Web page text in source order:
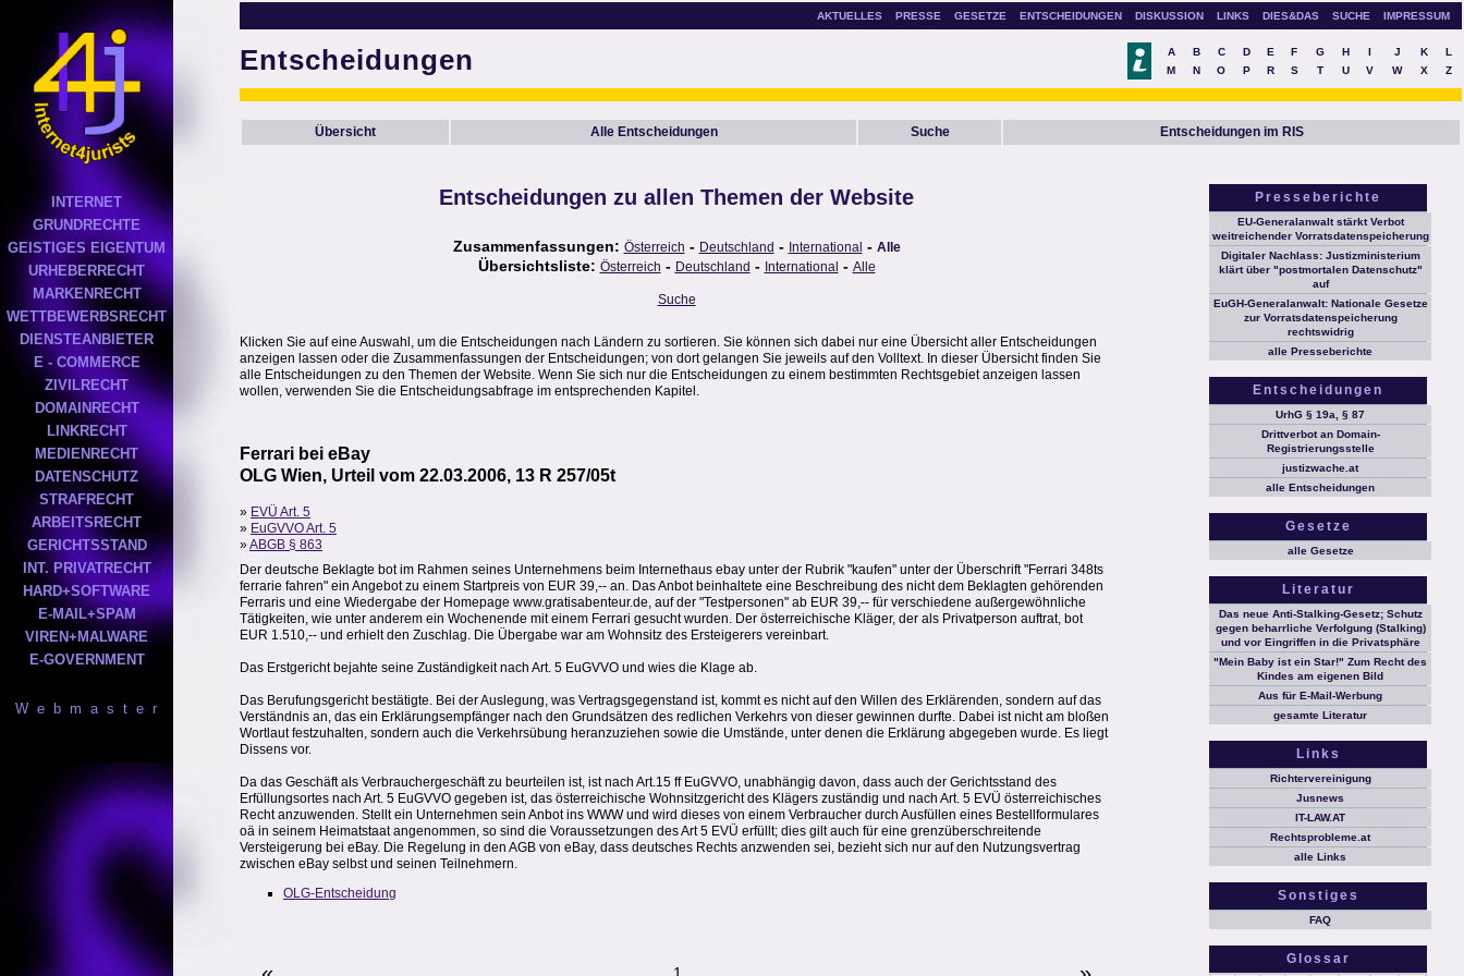
INTERNET
GRUNDRECHTE
GEISTIGES EIGENTUM
URHEBERRECHT
MARKENRECHT
WETTBEWERBSRECHT
DIENSTEANBIETER
E - COMMERCE
ZIVILRECHT
DOMAINRECHT
LINKRECHT
MEDIENRECHT
DATENSCHUTZ
STRAFRECHT
ARBEITSRECHT
GERICHTSSTAND
INT. PRIVATRECHT
HARD+SOFTWARE
E-MAIL+SPAM
VIREN+MALWARE
E-GOVERNMENT
W e b m a s t e r
AKTUELLES PRESSE GESETZE ENTSCHEIDUNGEN DISKUSSION LINKS DIES&DAS SUCHE IMPRESSUM
Entscheidungen A B C D E F G H I J K
L
M
N O P R S T U V W X Z
Übersicht Alle Entscheidungen Suche Entscheidungen im RIS
Entscheidungen zu allen Themen der Website
Zusammenfassungen: Österreich - Deutschland - International - Alle
Übersichtsliste: Österreich - Deutschland - International - Alle
Suche
Klicken Sie auf eine Auswahl, um die Entscheidungen nach Ländern zu sortieren. Sie können sich dabei nur eine Übersicht aller Entscheidungen
anzeigen lassen oder die Zusammenfassungen der Entscheidungen; von dort gelangen Sie jeweils auf den Volltext. In dieser Übersicht finden Sie
alle Entscheidungen zu den Themen der Website. Wenn Sie sich nur die Entscheidungen zu einem bestimmten Rechtsgebiet anzeigen lassen
wollen, verwenden Sie die Entscheidungsabfrage im entsprechenden Kapitel.
Ferrari bei eBay
OLG Wien, Urteil vom 22.03.2006, 13 R 257/05t
» EVÜ Art. 5
» EuGVVO Art. 5
»ABGB § 863
Der deutsche Beklagte bot im Rahmen seines Unternehmens beim Internethaus ebay unter der Rubrik "kaufen" unter der Überschrift "Ferrari 348ts
ferrarie fahren" ein Angebot zu einem Startpreis von EUR 39,-- an. Das Anbot beinhaltete eine Beschreibung des nicht dem Beklagten gehörenden
Ferraris und eine Wiedergabe der Homepage www.gratisabenteur.de, auf der "Testpersonen" ab EUR 39,-- für verschiedene außergewöhnliche
Tätigkeiten, wie unter anderem ein Wochenende mit einem Ferrari gesucht wurden. Der österreichische Kläger, der als Privatperson auftrat, bot
EUR 1.510,-- und erhielt den Zuschlag. Die Übergabe war am Wohnsitz des Ersteigerers vereinbart.
Das Erstgericht bejahte seine Zuständigkeit nach Art. 5 EuGVVO und wies die Klage ab.
Das Berufungsgericht bestätigte. Bei der Auslegung, was Vertragsgegenstand ist, kommt es nicht auf den Willen des Erklärenden, sondern auf das
Verständnis an, das ein Erklärungsempfänger nach den Grundsätzen des redlichen Verkehrs von dieser gewinnen durfte. Dabei ist nicht am bloßen
Wortlaut festzuhalten, sondern auch die Verkehrsübung heranzuziehen sowie die Umstände, unter denen die Erklärung abgegeben wurde. Es liegt
Dissens vor.
Da das Geschäft als Verbrauchergeschäft zu beurteilen ist, ist nach Art.15 ff EuGVVO, unabhängig davon, dass auch der Gerichtsstand des
Erfüllungsortes nach Art. 5 EuGVVO gegeben ist, das österreichische Wohnsitzgericht des Klägers zuständig und nach Art. 5 EVÜ österreichisches
Recht anzuwenden. Stellt ein Unternehmen sein Anbot ins WWW und wird dieses von einem Verbraucher durch Ausfüllen eines Bestellformulares
oä in seinem Heimatstaat angenommen, so sind die Voraussetzungen des Art 5 EVÜ erfüllt; dies gilt auch für eine grenzüberschreitende
Versteigerung bei eBay. Die Regelung in den AGB von eBay, dass deutsches Rechts anzwenden sei, bezieht sich nur auf den Nutzungsvertrag
zwischen eBay selbst und seinen Teilnehmern.
OLG-Entscheidung
Presseberichte
EU-Generalanwalt stärkt Verbot
weitreichender Vorratsdatenspeicherung
Digitaler Nachlass: Justizministerium
klärt über "postmortalen Datenschutz"
auf
EuGH-Generalanwalt: Nationale Gesetze
zur Vorratsdatenspeicherung
rechtswidrig
alle Presseberichte
Entscheidungen
UrhG § 19a, § 87
Drittverbot an Domain-
Registrierungsstelle
justizwache.at
alle Entscheidungen
Gesetze
alle Gesetze
Literatur
Das neue Anti-Stalking-Gesetz; Schutz
gegen beharrliche Verfolgung (Stalking)
und vor Eingriffen in die Privatsphäre
"Mein Baby ist ein Star!" Zum Recht des
Kindes am eigenen Bild
Aus für E-Mail-Werbung
gesamte Literatur
Links
Richtervereinigung
Jusnews
IT-LAW.AT
Rechtsprobleme.at
alle Links
Sonstiges
FAQ
Glossar